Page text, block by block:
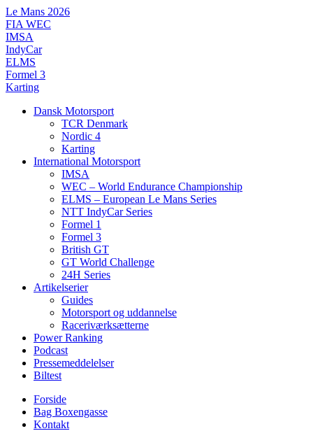
Videre
til
indhold
Le Mans 2026
FIA WEC
IMSA
IndyCar
ELMS
Formel 3
Karting
Dansk Motorsport
TCR Denmark
Nordic 4
Karting
International Motorsport
IMSA
WEC – World Endurance Championship
ELMS – European Le Mans Series
NTT IndyCar Series
Formel 1
Formel 3
British GT
GT World Challenge
24H Series
Artikelserier
Guides
Motorsport og uddannelse
Raceriværksætterne
Power Ranking
Podcast
Pressemeddelelser
Biltest
Forside
Bag Boxengasse
Kontakt